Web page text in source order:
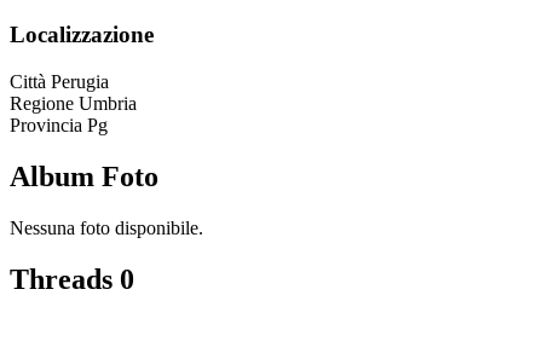
Localizzazione
Città Perugia
Regione Umbria
Provincia Pg
Album Foto
Nessuna foto disponibile.
Threads 0